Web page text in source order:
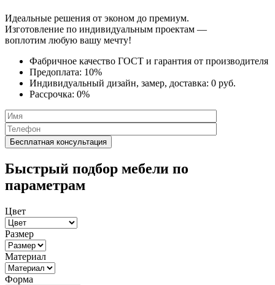
Идеальные решения от эконом до премиум.
Изготовление по индивидуальным проектам —
воплотим любую вашу мечту!
Фабричное качество ГОСТ и гарантия от производителя
Предоплата: 10%
Индивидуальный дизайн, замер, доставка: 0 руб.
Рассрочка: 0%
Быстрый подбор мебели по
параметрам
Цвет
Размер
Материал
Форма